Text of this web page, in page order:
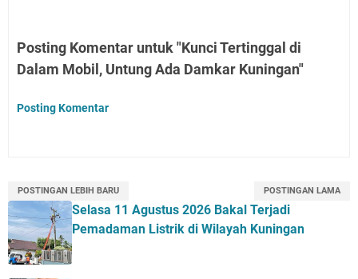
Posting Komentar untuk "Kunci Tertinggal di
Dalam Mobil, Untung Ada Damkar Kuningan"
Posting Komentar
POSTINGAN LEBIH BARU POSTINGAN LAMA
Selasa 11 Agustus 2026 Bakal Terjadi
Pemadaman Listrik di Wilayah Kuningan